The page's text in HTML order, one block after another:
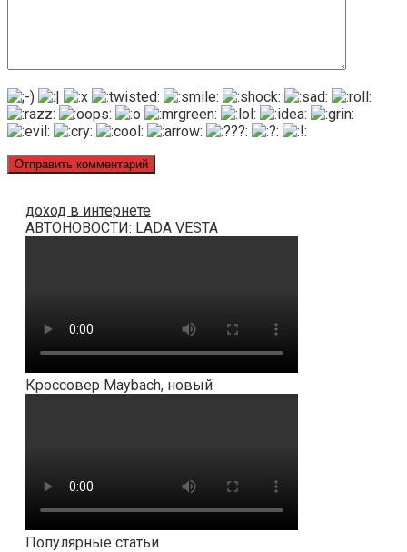
доход в интернете
АВТОНОВОСТИ: LADA VESTA
Кроссовер Maybach, новый
Популярные статьи